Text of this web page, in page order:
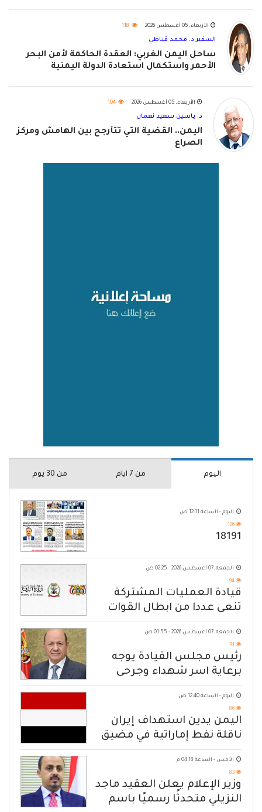
الأربعاء, 05 أغسطس 2026 118
السفير د. محمد قباطي
ساحل اليمن الغربي: العقدة الحاكمة لأمن البحر
الأحمر واستكمال استعادة الدولة اليمنية
الأربعاء, 05 أغسطس 2026 104
د. ياسين سعيد نعمان
اليمن.. القضية التي تتأرجح بين الهامش ومركز
الصراع
اليوم من 7 ايام من 30 يوم
اليوم - الساعة 12:11 ص
126
18191
الجمعة, 07 أغسطس 2026 - 02:25 ص
94
قيادة العمليات المشتركة
تنعى عددا من ابطال القوات
المسلحة
الجمعة, 07 أغسطس 2026 - 01:55 ص
91
رئيس مجلس القيادة يوجه
برعاية اسر شهداء وجرحى
الهجوم الإرهابي الحوثي والرد
الحازم على مصدر التهديد
اليوم - الساعة 12:40 ص
86
اليمن يدين استهداف إيران
ناقلة نفط إماراتية في مضيق
هرمز
الأمس - الساعة 04:18 م
83
وزير الإعلام يعلن العقيد ماجد
النزيلي متحدثًا رسميًا باسم